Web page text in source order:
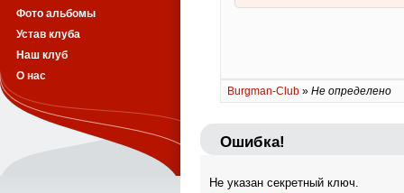
Burgman-Club » Не определено
Ошибка!
Не указан секретный ключ.
Фото альбомы
Устав клуба
Наш клуб
О нас